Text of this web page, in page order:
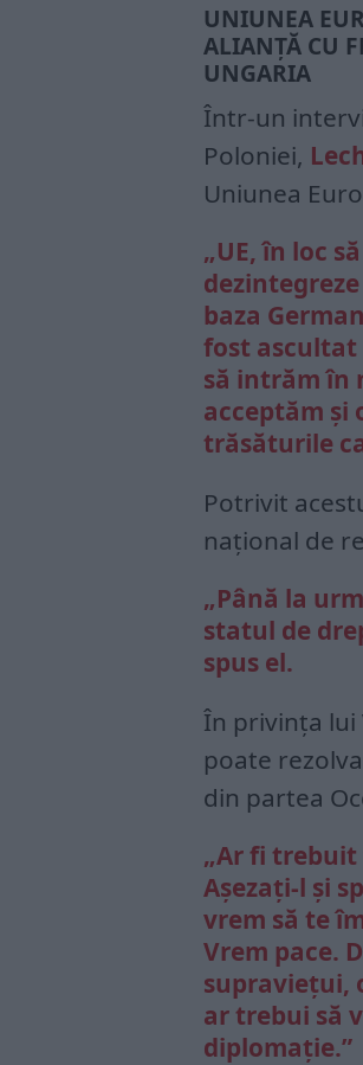
UNIUNEA
ALIANȚĂ CU
UNGARIA
Într-un
Poloniei,
Uniunea
„UE, în loc
baza
fost ascultat
să intrăm în
acceptăm și
trăsăturile
Potrivit
național de
„Până la
statul de
spus el.
În privința lui
poate
din partea
„Ar fi
Așezați-l și
vrem să te
Vrem pace.
supraviețui,
ar trebui să
diplomație.”